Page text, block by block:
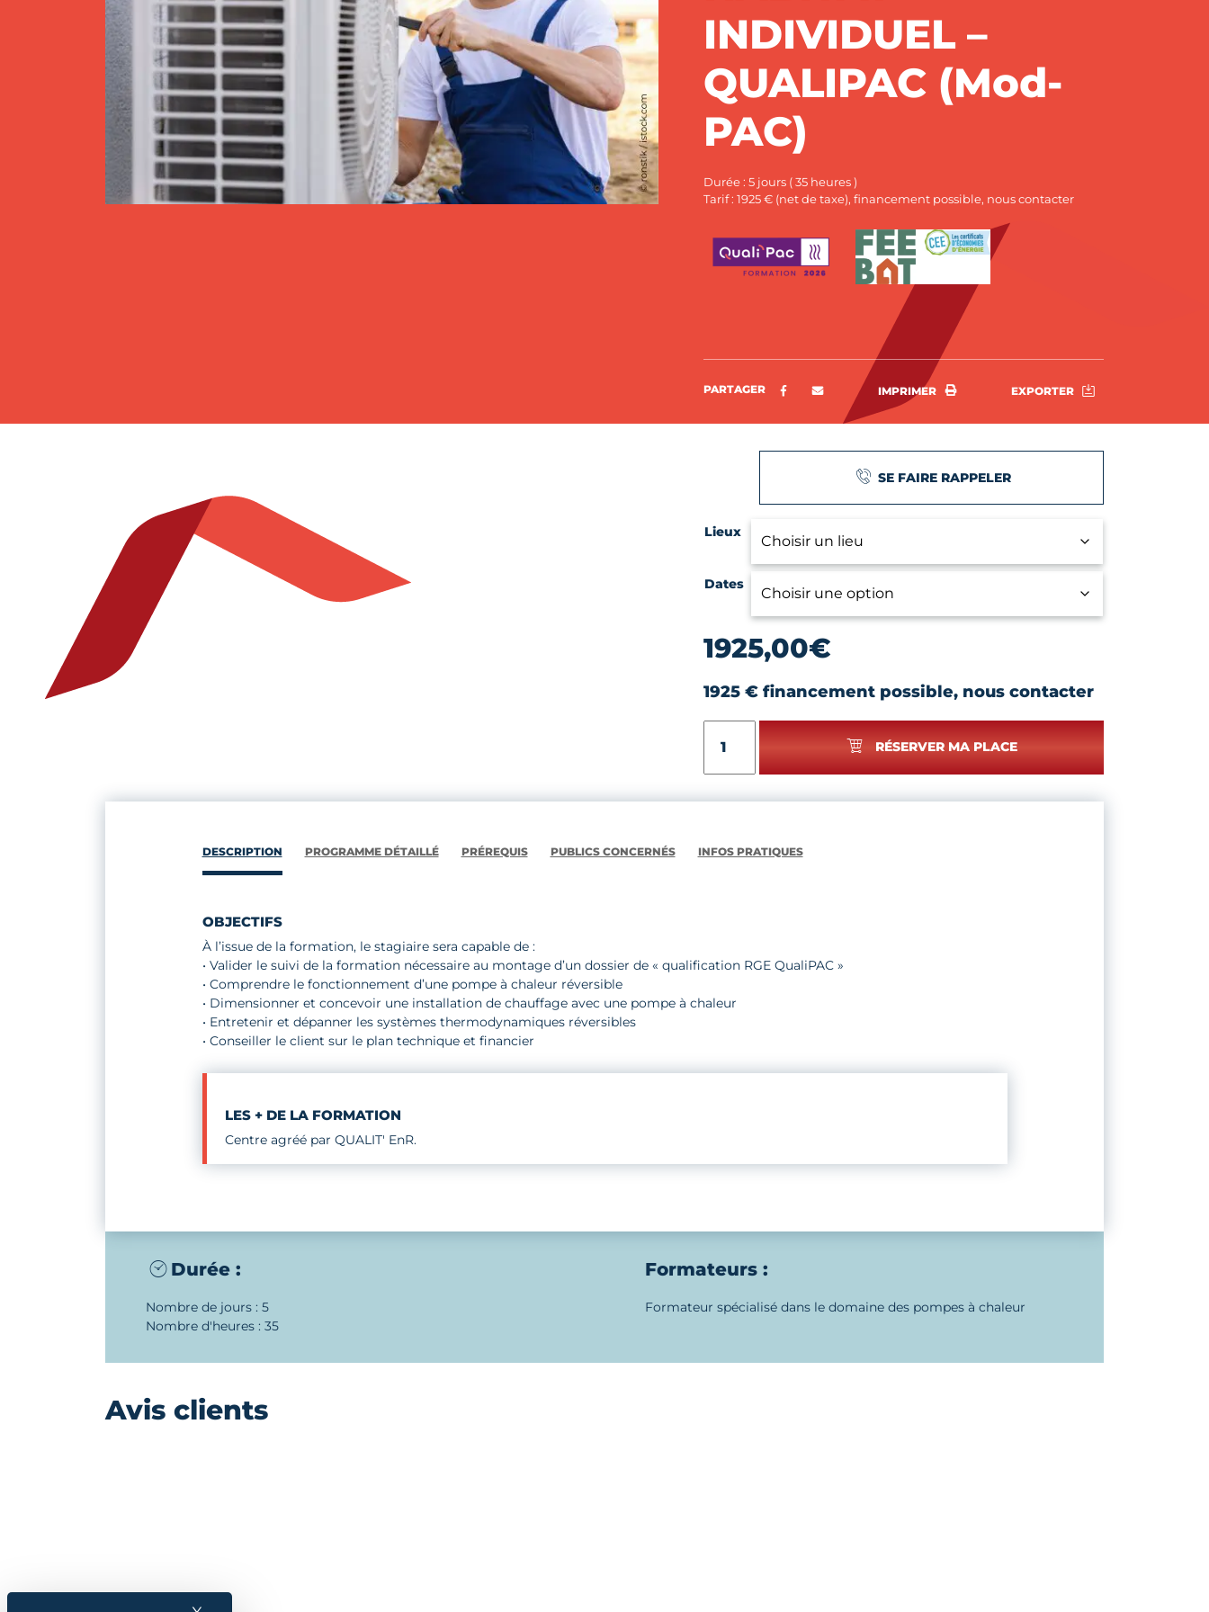
INDIVIDUEL –
QUALIPAC (Mod-
PAC)
Durée : 5 jours ( 35 heures )
Tarif : 1925 € (net de taxe), financement possible, nous contacter
PARTAGER Partager sur Facebook
ENVOYER PAR E-MAIL
IMPRIMER IMPRIMEREXPORTER
SE FAIRE RAPPELER
Lieux
Dates
1925,00€
1925 € financement possible, nous contacter
CHALEUR
INDIVIDUEL
RÉSERVER MA PLACE
DESCRIPTION PROGRAMME DÉTAILLÉ PRÉREQUIS PUBLICS CONCERNÉS INFOS PRATIQUES
OBJECTIFS
À l’issue de la formation, le stagiaire sera capable de :
• Valider le suivi de la formation nécessaire au montage d’un dossier de « qualification RGE QualiPAC »
• Comprendre le fonctionnement d’une pompe à chaleur réversible
• Dimensionner et concevoir une installation de chauffage avec une pompe à chaleur
• Entretenir et dépanner les systèmes thermodynamiques réversibles
• Conseiller le client sur le plan technique et financier
LES + DE LA FORMATION
Centre agréé par QUALIT' EnR.
Durée :
Nombre de jours : 5
Nombre d'heures : 35
Formateurs :
Formateur spécialisé dans le domaine des pompes à chaleur
Avis clients